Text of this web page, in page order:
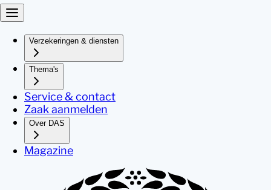
Verzekeringen & diensten
Thema's
Service & contact
Zaak aanmelden
Over DAS
Magazine